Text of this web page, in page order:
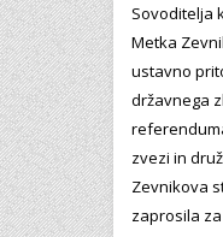
Sovoditelja
Metka
ustavno
državnega
zvezi in
Zevnikova
zaprosila